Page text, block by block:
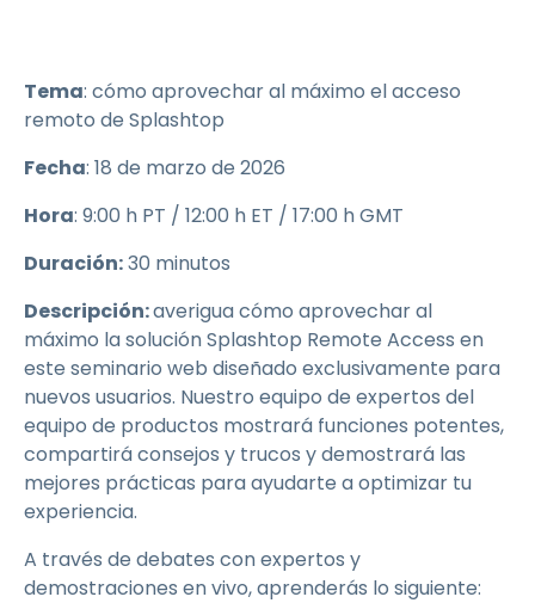
Tema: cómo aprovechar al máximo el acceso
remoto de Splashtop
Fecha: 18 de marzo de 2026
Hora: 9:00 h PT / 12:00 h ET / 17:00 h GMT
Duración:30 minutos
Descripción:averigua cómo aprovechar al
máximo la solución Splashtop Remote Access en
este seminario web diseñado exclusivamente para
nuevos usuarios. Nuestro equipo de expertos del
equipo de productos mostrará funciones potentes,
compartirá consejos y trucos y demostrará las
mejores prácticas para ayudarte a optimizar tu
experiencia.
A través de debates con expertos y
demostraciones en vivo, aprenderás lo siguiente: